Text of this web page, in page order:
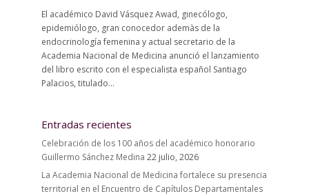
El académico David Vásquez Awad, ginecólogo,
epidemiólogo, gran conocedor ademàs de la
endocrinología femenina y actual secretario de la
Academia Nacional de Medicina anunció el lanzamiento
del libro escrito con el especialista español Santiago
Palacios, titulado...
Entradas recientes
Celebración de los 100 años del académico honorario
Guillermo Sánchez Medina 22 julio, 2026
La Academia Nacional de Medicina fortalece su presencia
territorial en el Encuentro de Capítulos Departamentales